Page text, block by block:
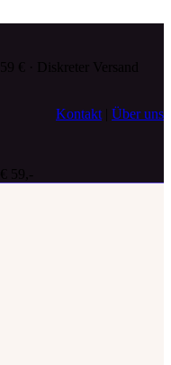
Kontakt
Über uns